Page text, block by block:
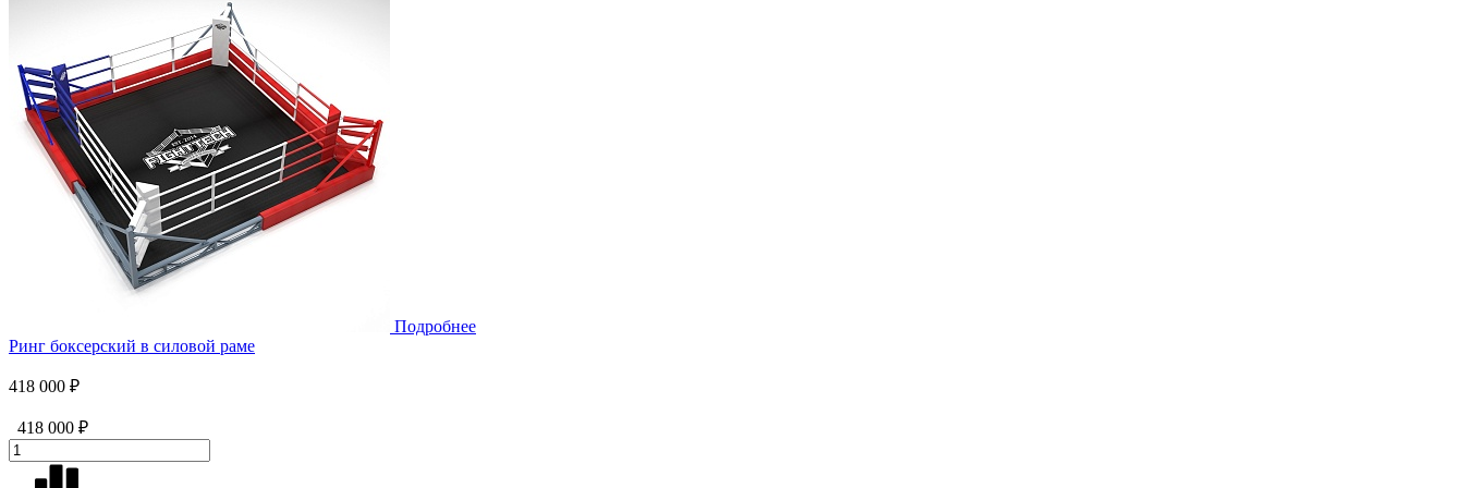
Подробнее
Ринг боксерский в силовой раме
418 000 ₽
418 000 ₽